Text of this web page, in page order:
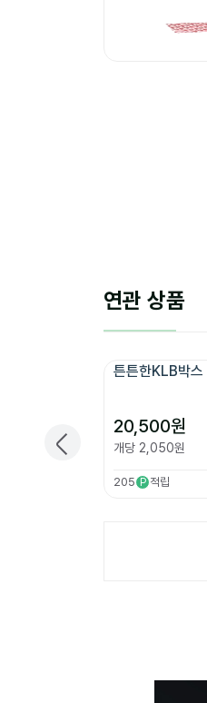
연관 상품
튼튼한KLB박
20,500원
개당 2,050원
205 P 적립